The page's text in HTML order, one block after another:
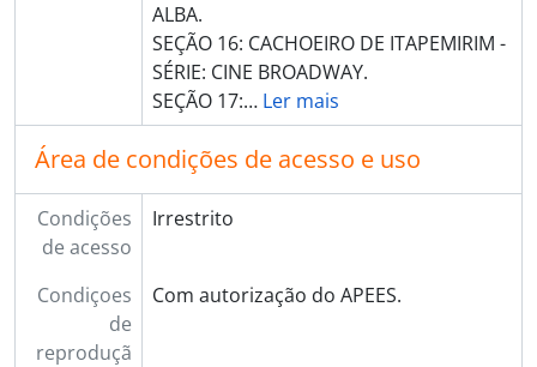
ALBA.
SEÇÃO 16: CACHOEIRO DE ITAPEMIRIM -
SÉRIE: CINE BROADWAY.
SEÇÃO 17:… Ler mais
Área de condições de acesso e uso
Condições
de acesso
Irrestrito
Condiçoes
de
reproduçã
Com autorização do APEES.